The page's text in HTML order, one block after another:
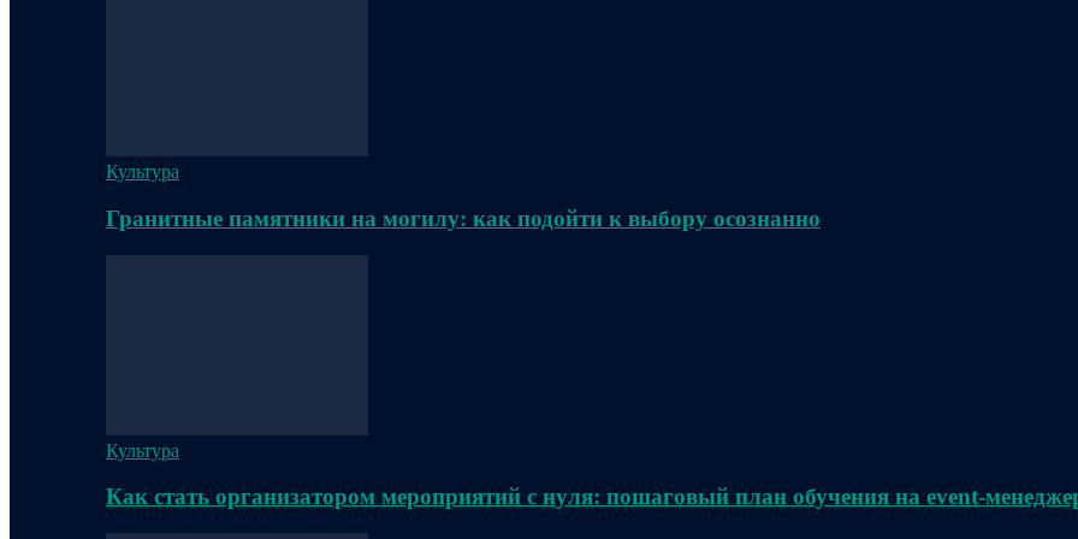
Культура
Гранитные памятники на могилу: как подойти к выбору осознанно
Культура
Как стать организатором мероприятий с нуля: пошаговый план обучения на event-